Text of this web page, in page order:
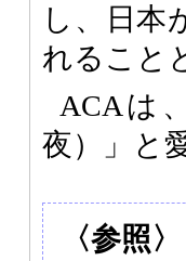
し、日本
れること
ACAは
夜）」と
〈参照〉